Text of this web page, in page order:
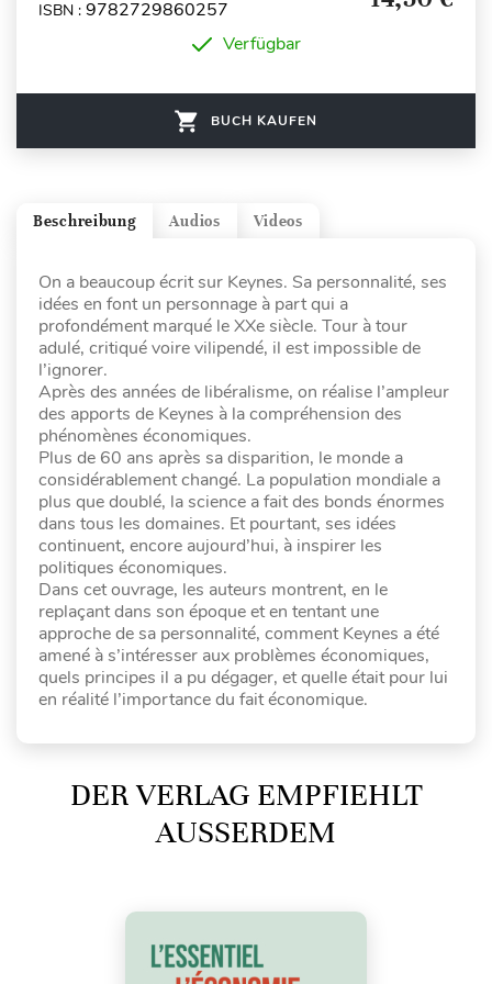
ISBN : 9782729860257
Verfügbar
BUCH KAUFEN
Videos
Audios
Beschreibung
On a beaucoup écrit sur Keynes. Sa personnalité, ses
idées en font un personnage à part qui a
profondément marqué le XXe siècle. Tour à tour
adulé, critiqué voire vilipendé, il est impossible de
l’ignorer.
Après des années de libéralisme, on réalise l’ampleur
des apports de Keynes à la compréhension des
phénomènes économiques.
Plus de 60 ans après sa disparition, le monde a
considérablement changé. La population mondiale a
plus que doublé, la science a fait des bonds énormes
dans tous les domaines. Et pourtant, ses idées
continuent, encore aujourd’hui, à inspirer les
politiques économiques.
Dans cet ouvrage, les auteurs montrent, en le
replaçant dans son époque et en tentant une
approche de sa personnalité, comment Keynes a été
amené à s’intéresser aux problèmes économiques,
quels principes il a pu dégager, et quelle était pour lui
en réalité l’importance du fait économique.
DER VERLAG EMPFIEHLT
AUSSERDEM